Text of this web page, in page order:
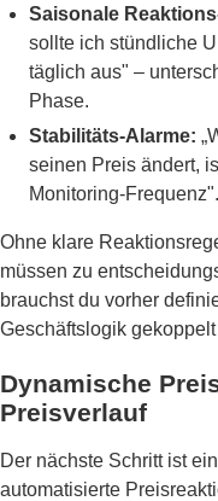
Saisonale
sollte ich stündliche
täglich aus" –
Phase.
Stabilitäts-Alarme:
seinen Preis ändert,
Monitoring-Frequenz".
Ohne klare
müssen zu
brauchst du vorher
Geschäftslogik
Dynamische
Preisverlauf
Der nächste Schritt ist
automatisierte